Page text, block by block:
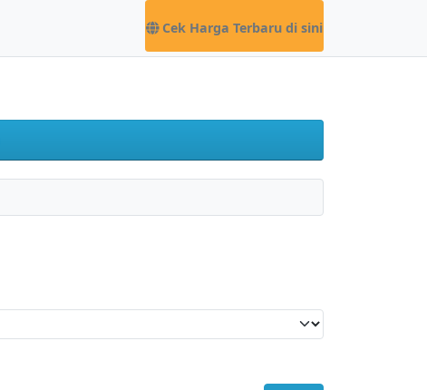
Cek Harga Terbaru di sini